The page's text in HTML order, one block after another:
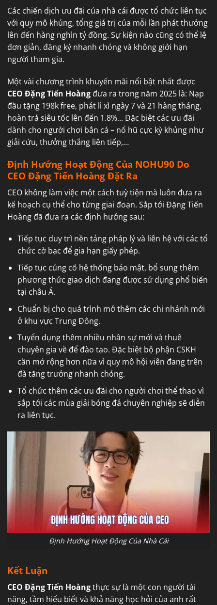
Các chiến dịch ưu đãi của nhà cái được tổ chức liên tục
với quy mô khủng, tổng giá trị của mỗi lần phát thưởng
lên đến hàng nghìn tỷ đồng. Sự kiện nào cũng có thể lệ
đơn giản, đăng ký nhanh chóng và không giới hạn
người tham gia.
Một vài chương trình khuyến mãi nổi bật nhất được
CEO Đặng Tiến Hoàng đưa ra trong năm 2025 là: Nạp
đầu tặng 198k free, phát lì xì ngày 7 và 21 hàng tháng,
hoàn trả siêu tốc lên đến 1.8%… Đặc biệt các ưu đãi
dành cho người chơi bắn cá – nổ hũ cực kỳ khủng như
giải cứu, thưởng thắng liên tiếp,…
Định Hướng Hoạt Động Của NOHU90 Do
CEO Đặng Tiến Hoàng Đặt Ra
CEO không làm việc một cách tuỳ tiện mà luôn đưa ra
kế hoạch cụ thể cho từng giai đoạn. Sắp tới Đặng Tiến
Hoàng đã đưa ra các định hướng sau:
Tiếp tục duy trì nền tảng pháp lý và liên hệ với các tổ
chức cờ bạc để gia hạn giấy phép.
Tiếp tục củng cố hệ thống bảo mật, bổ sung thêm
phương thức giao dịch đang được sử dụng phổ biến
tại châu Á.
Chuẩn bị cho quá trình mở thêm các chi nhánh mới
ở khu vực Trung Đông.
Tuyển dụng thêm nhiều nhân sự mới và thuê
chuyên gia về để đào tạo. Đặc biệt bộ phận CSKH
cần mở rộng hơn nữa vì quy mô hội viên đang trên
đà tăng trưởng nhanh chóng.
Tổ chức thêm các ưu đãi cho người chơi thể thao vì
sắp tới các mùa giải bóng đá chuyên nghiệp sẽ diễn
ra liên tục.
Định Hướng Hoạt Động Của Nhà Cái
Kết Luận
CEO Đặng Tiến Hoàngthực sự là một con người tài
năng, tầm hiểu biết và khả năng học hỏi của anh rất